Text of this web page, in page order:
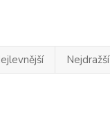
Nejdražší